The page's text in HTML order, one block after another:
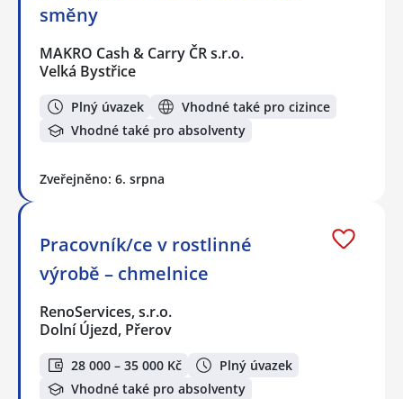
směny
MAKRO Cash & Carry ČR s.r.o.
Velká Bystřice
Plný úvazek
Vhodné také pro cizince
Vhodné také pro absolventy
Zveřejněno: 6. srpna
Pracovník/ce v rostlinné
výrobě – chmelnice
RenoServices, s.r.o.
Dolní Újezd, Přerov
28 000 – 35 000 Kč
Plný úvazek
Vhodné také pro absolventy